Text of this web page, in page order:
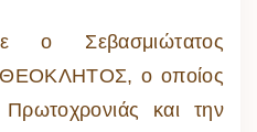
ο Σεβασμιώτατος
ΘΕΟΚΛΗΤΟΣ, ο οποίος
και την